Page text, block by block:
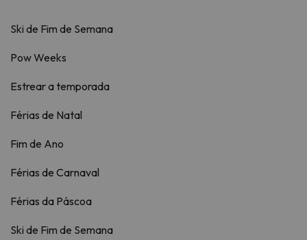
Ski de Fim de Semana
Pow Weeks
Estrear a temporada
Férias de Natal
Fim de Ano
Férias de Carnaval
Férias da Páscoa
Ski de Fim de Semana